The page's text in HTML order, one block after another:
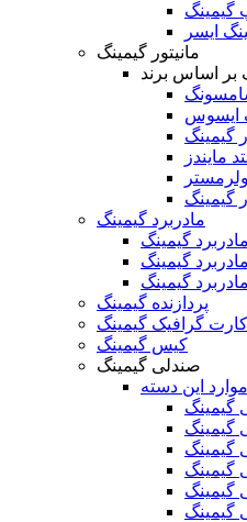
ایسر
مانیتور گیمینگ
بر اساس برند
ایسوس
مایندز
مادربرد گیمینگ
پردازنده گیمینگ
کارت گرافیک گیمینگ
کیس گیمینگ
صندلی گیمینگ
این دسته